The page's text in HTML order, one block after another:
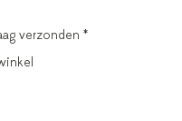
verzonden *